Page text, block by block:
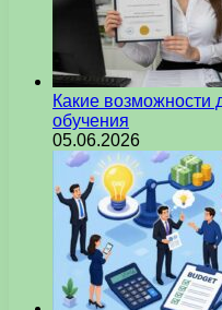
Какие возможности
обучения
05.06.2026